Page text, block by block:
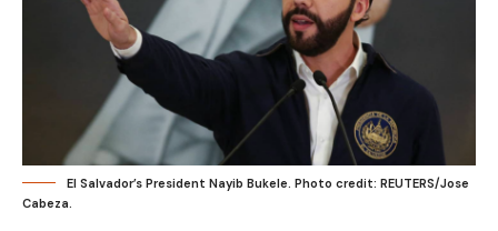
El Salvador’s President Nayib Bukele. Photo credit: REUTERS/Jose
Cabeza.